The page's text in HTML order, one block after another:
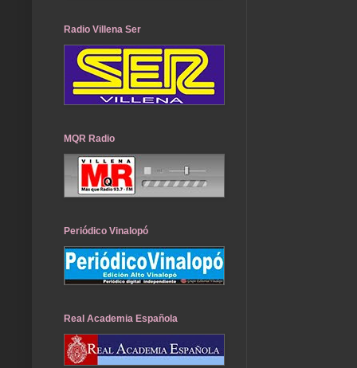
Radio Villena Ser
MQR Radio
Periódico Vinalopó
Real Academia Española